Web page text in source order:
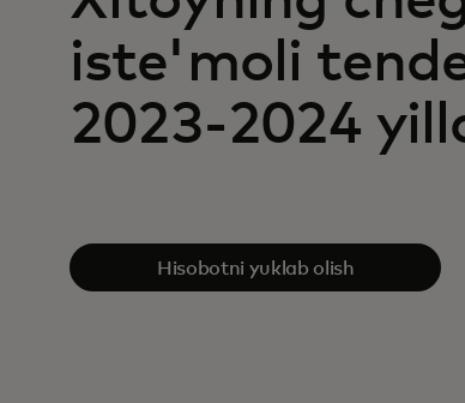
iste'moli
2023-2024
Hisobotni yuklab olish